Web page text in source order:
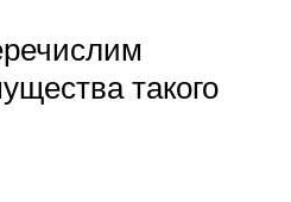
такого